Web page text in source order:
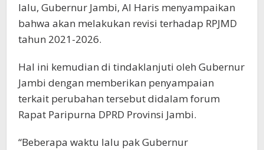
lalu, Gubernur Jambi, Al Haris menyampaikan
bahwa akan melakukan revisi terhadap RPJMD
tahun 2021-2026.
Hal ini kemudian di tindaklanjuti oleh Gubernur
Jambi dengan memberikan penyampaian
terkait perubahan tersebut didalam forum
Rapat Paripurna DPRD Provinsi Jambi.
“Beberapa waktu lalu pak Gubernur